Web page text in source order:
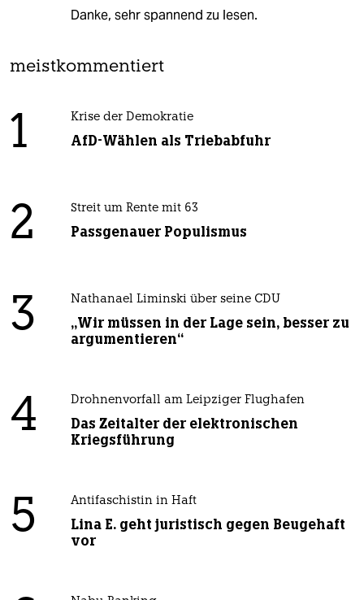
Danke, sehr spannend zu lesen.
meistkommentiert
1 Krise der Demokratie
AfD-Wählen als Triebabfuhr
2 Streit um Rente mit 63
Passgenauer Populismus
3 Nathanael Liminski über seine CDU
„Wir müssen in der Lage sein, besser zu
argumentieren“
4 Drohnenvorfall am Leipziger Flughafen
Das Zeitalter der elektronischen
Kriegsführung
5 Antifaschistin in Haft
Lina E. geht juristisch gegen Beugehaft
vor